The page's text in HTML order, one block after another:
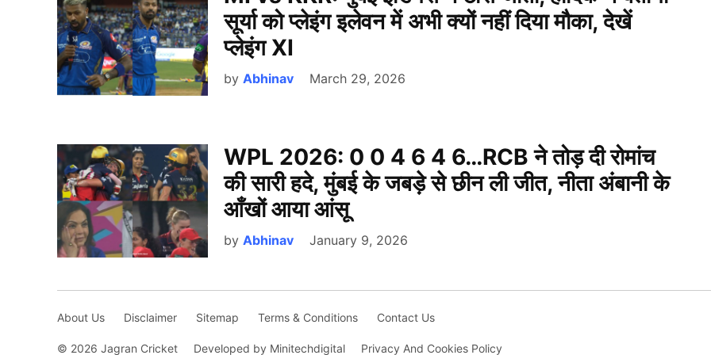
सूर्या को प्लेइंग इलेवन में अभी क्यों नहीं दिया मौका, देखें
प्लेइंग XI
by Abhinav March 29, 2026
WPL 2026: 0 0 4 6 4 6…RCB ने तोड़ दी रोमांच
की सारी हदे, मुंबई के जबड़े से छीन ली जीत, नीता अंबानी के
आँखों आया आंसू
by Abhinav January 9, 2026
About Us Disclaimer Sitemap Terms & Conditions Contact Us
© 2026 Jagran Cricket Developed by Minitechdigital Privacy And Cookies Policy